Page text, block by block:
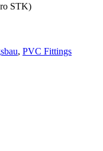
STK)
, PVC Fittings